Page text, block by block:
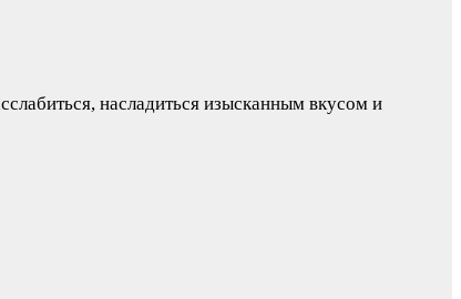
насладиться изысканным вкусом и